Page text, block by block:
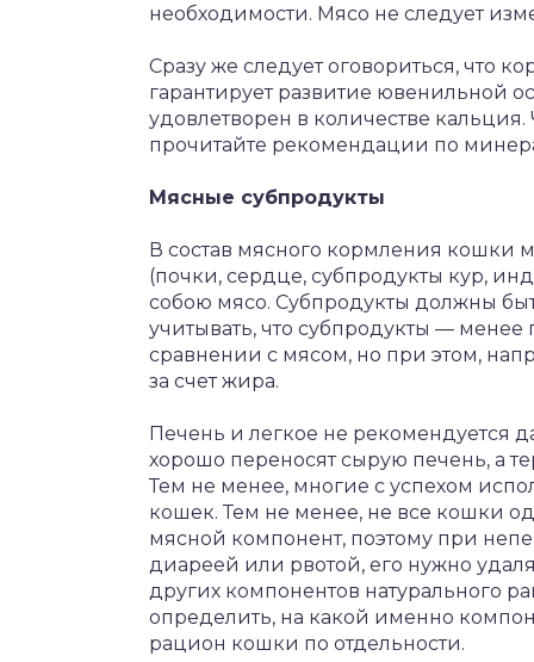
необходимости. Мясо не следует
Сразу же следует оговориться, что
гарантирует развитие ювенильной
удовлетворен в количестве
прочитайте рекомендации по
Мясные субпродукты
В состав мясного кормления кошки
(почки, сердце, субпродукты кур,
собою мясо. Субпродукты должны
учитывать, что субпродукты —
сравнении с мясом, но при этом,
за счет жира.
Печень и легкое не рекомендуется
хорошо переносят сырую печень, а
Тем не менее, многие с успехом
кошек. Тем не менее, не все кошки
мясной компонент, поэтому при
диареей или рвотой, его нужно
других компонентов натурального
определить, на какой именно
рацион кошки по отдельности.